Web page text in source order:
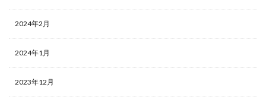
2024年2月
2024年1月
2023年12月